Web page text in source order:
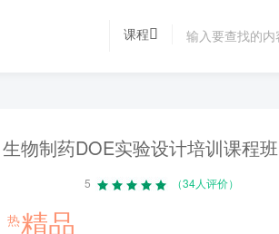
课程
生物制药DOE实验设计培训课程班
5 （34人评价）
热精品